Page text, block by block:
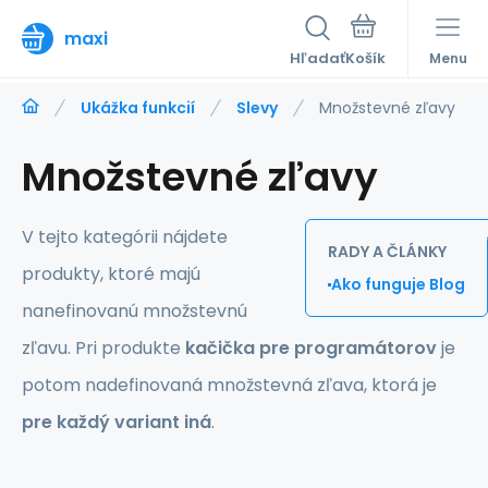
maxi
Hľadať Menu
Ukážka funkcií Slevy Množstevné zľavy
Množstevné zľavy
RADY A ČLÁNKY
Ako funguje Blog
V tejto kategórii nájdete
produkty, ktoré majú
nanefinovanú množstevnú
zľavu. Pri produkte kačička pre programátorovje
potom nadefinovaná množstevná zľava, ktorá je
pre každý variant iná.